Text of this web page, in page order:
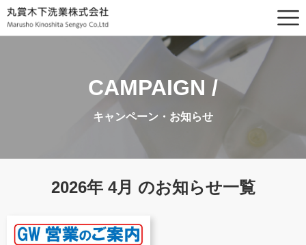
CAMPAIGN /
キャンペーン・お知らせ
2026年 4月 のお知らせ一覧